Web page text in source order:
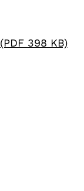
(PDF 398 KB)